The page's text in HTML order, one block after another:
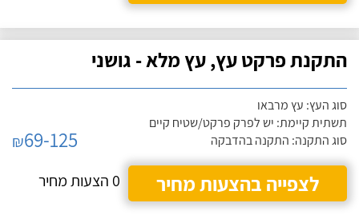
התקנת פרקט עץ, עץ מלא - גושני
סוג העץ: עץ מרבאו
תשתית קיימת: יש לפרק פרקט/שטיח קיים
סוג התקנה: התקנה בהדבקה
₪69-125
לצפייה בהצעות מחיר
0 הצעות מחיר